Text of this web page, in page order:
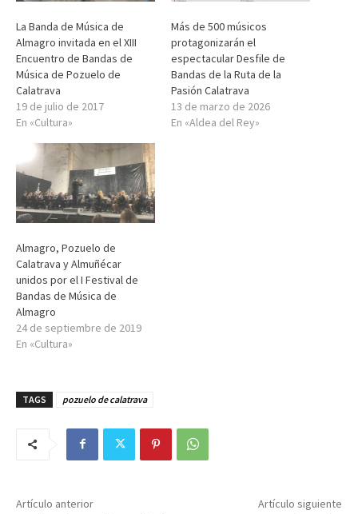
La Banda de Música de
Almagro invitada en el XIII
Encuentro de Bandas de
Música de Pozuelo de
Calatrava
19 de julio de 2017
En «Cultura»
Más de 500 músicos
protagonizarán el
espectacular Desfile de
Bandas de la Ruta de la
Pasión Calatrava
13 de marzo de 2026
En «Aldea del Rey»
Almagro, Pozuelo de
Calatrava y Almuñécar
unidos por el I Festival de
Bandas de Música de
Almagro
24 de septiembre de 2019
En «Cultura»
TAGS pozuelo de calatrava
Artículo anterior Artículo siguiente